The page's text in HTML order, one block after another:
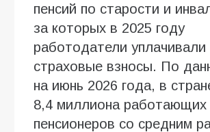
пенсий по старости и
за которых в 2025 году
работодатели уплачивали
страховые взносы. По
на июнь 2026 года, в
8,4 миллиона работающих
пенсионеров со средним